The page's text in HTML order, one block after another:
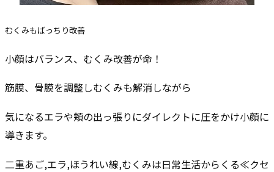
むくみもばっちり改善
小顔はバランス、むくみ改善が命！
筋膜、骨膜を調整しむくみも解消しながら
気になるエラや頬の出っ張りにダイレクトに圧をかけ小顔に
導きます。
二重あご,エラ,ほうれい線,むくみは日常生活からくる≪クセ